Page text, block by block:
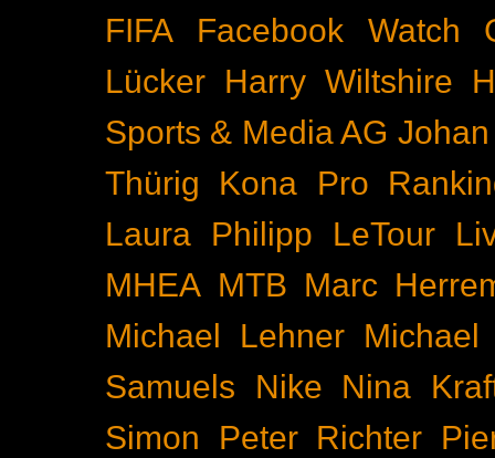
FIFA
Facebook Watch
Lücker Harry Wiltshire
Sports & Media AG
Thürig
Kona Pro
Laura Philipp
LeTour
MHEA MTB Marc
Michael Lehner Michael
Samuels
Nike
Nina
Simon
Peter Richter